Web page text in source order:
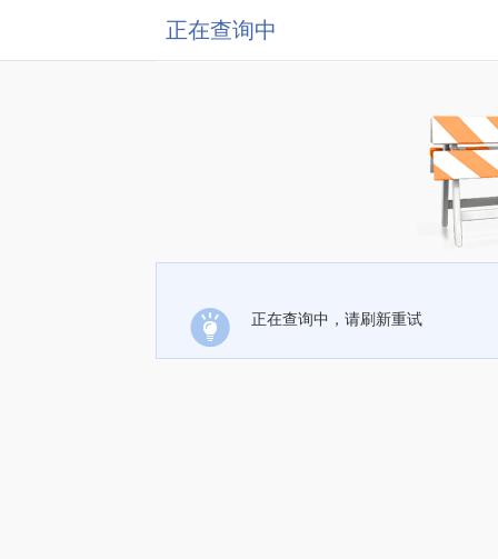
正在查询中
正在查询中，请刷新重试